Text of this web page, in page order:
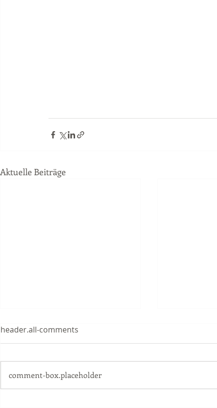
Aktuelle Beiträge
header.all-comments
comment-box.placeholder